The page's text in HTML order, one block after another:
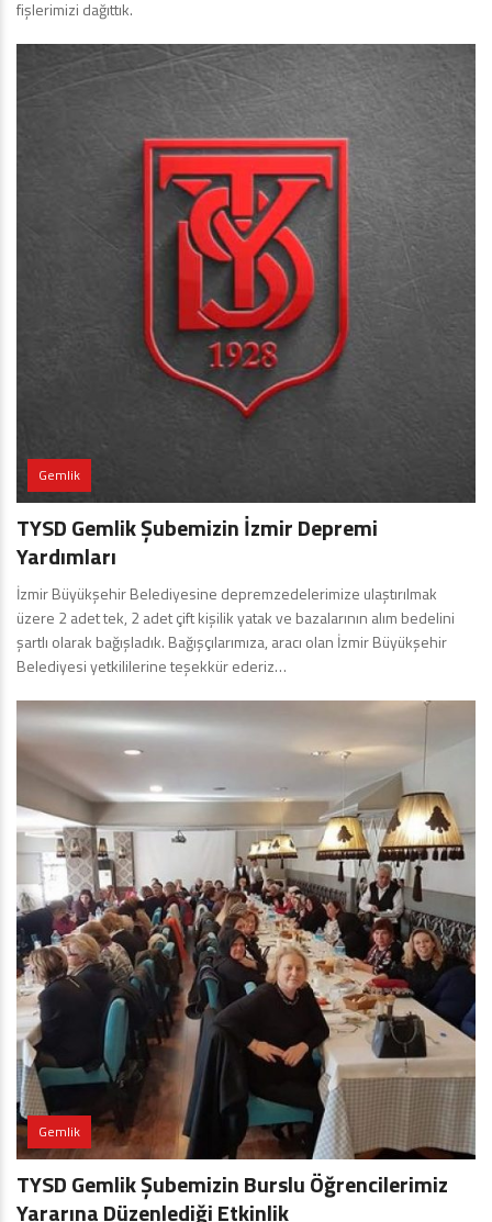
fişlerimizi dağıttık.
Gemlik
TYSD Gemlik Şubemizin İzmir Depremi
Yardımları
İzmir Büyükşehir Belediyesine depremzedelerimize ulaştırılmak
üzere 2 adet tek, 2 adet çift kişilik yatak ve bazalarının alım bedelini
şartlı olarak bağışladık. Bağışçılarımıza, aracı olan İzmir Büyükşehir
Belediyesi yetkililerine teşekkür ederiz…
Gemlik
TYSD Gemlik Şubemizin Burslu Öğrencilerimiz
Yararına Düzenlediği Etkinlik